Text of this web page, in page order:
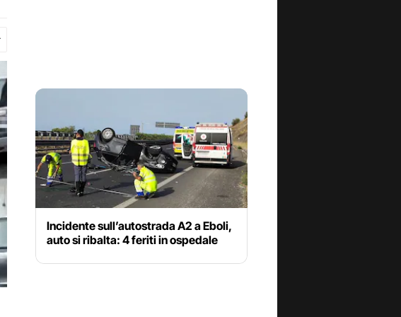
Incidente sull’autostrada A2 a Eboli,
auto si ribalta: 4 feriti in ospedale